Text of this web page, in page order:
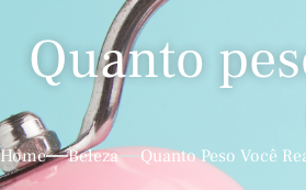
Quanto
Home Beleza Quanto Peso Você